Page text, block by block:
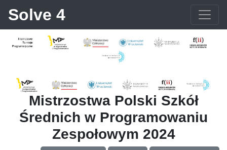
Solve 4
Mistrzostwa Polski Szkół
Średnich w Programowaniu
Zespołowym 2024